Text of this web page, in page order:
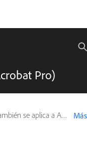
Pro)
se aplica a Adobe Acrobat 2017, Adobe Acrobat 2020 Más